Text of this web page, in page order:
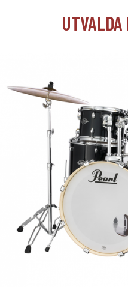
UTVALDA